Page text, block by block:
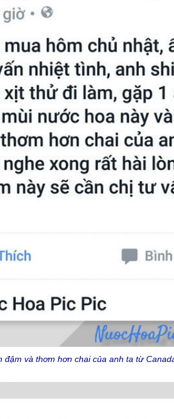
đậm và thơm hơn chai của anh ta từ